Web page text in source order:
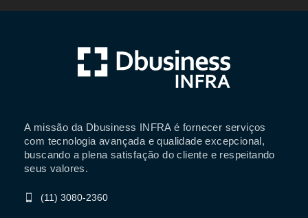
A missão da Dbusiness INFRA é fornecer serviços
com tecnologia avançada e qualidade excepcional,
buscando a plena satisfação do cliente e respeitando
seus valores.
(11) 3080-2360